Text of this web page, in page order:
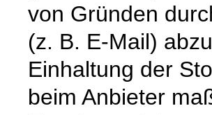
von Gründen
(z. B. E-Mail)
Einhaltung der
beim Anbieter